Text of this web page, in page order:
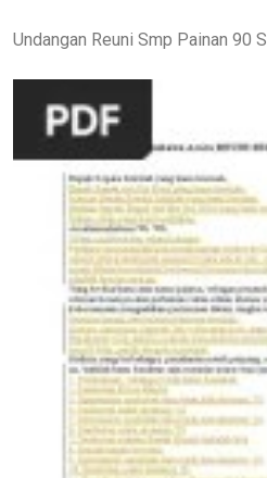
Undangan Reuni Smp Painan 90 S